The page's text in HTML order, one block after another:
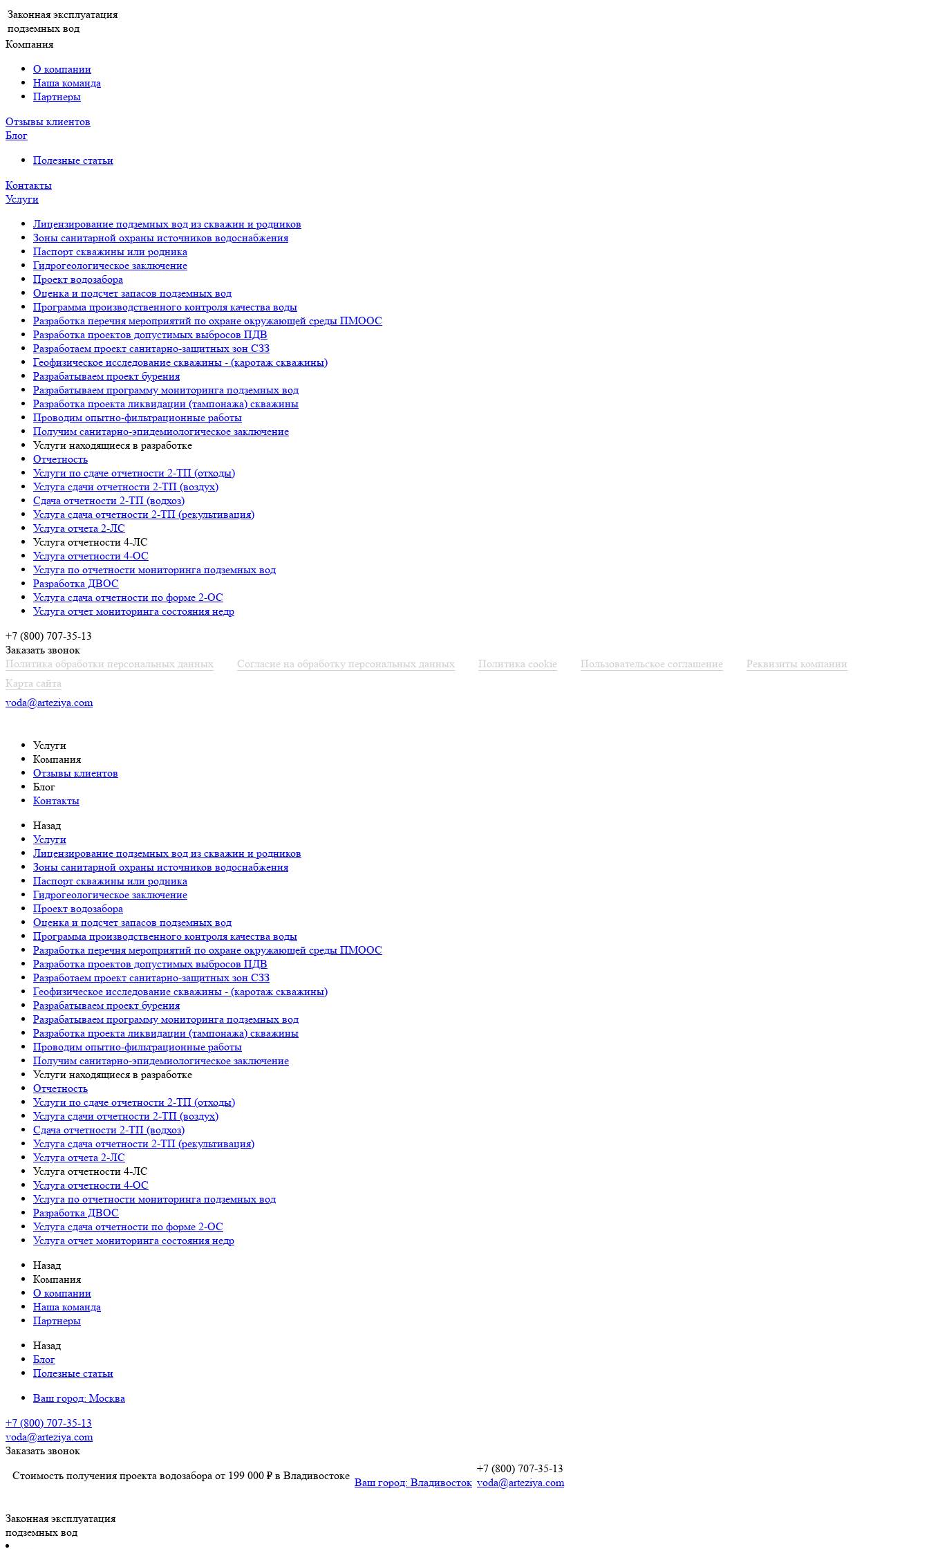
Законная эксплуатация
подземных вод
Компания
О компании
Наша команда
Партнеры
Отзывы клиентов
Блог
Полезные статьи
Контакты
Услуги
Лицензирование подземных вод из скважин и родников
Зоны санитарной охраны источников водоснабжения
Паспорт скважины или родника
Гидрогеологическое заключение
Проект водозабора
Оценка и подсчет запасов подземных вод
Программа производственного контроля качества воды
Разработка перечня мероприятий по охране окружающей среды ПМООС
Разработка проектов допустимых выбросов ПДВ
Разработаем проект санитарно-защитных зон СЗЗ
Геофизическое исследование скважины - (каротаж скважины)
Разрабатываем проект бурения
Разрабатываем программу мониторинга подземных вод
Разработка проекта ликвидации (тампонажа) скважины
Проводим опытно-фильтрационные работы
Получим санитарно-эпидемиологическое заключение
Услуги находящиеся в разработке
Отчетность
Услуги по сдаче отчетности 2-ТП (отходы)
Услуга сдачи отчетности 2-ТП (воздух)
Сдача отчетности 2-ТП (водхоз)
Услуга сдача отчетности 2-ТП (рекультивация)
Услуга отчета 2-ЛС
Услуга отчетности 4-ЛС
Услуга отчетности 4-ОС
Услуга по отчетности мониторинга подземных вод
Разработка ДВОС
Услуга сдача отчетности по форме 2-ОС
Услуга отчет мониторинга состояния недр
+7 (800) 707-35-13
Заказать звонок
Политика обработки персональных данных
Согласие на обработку персональных данных Политика cookie Пользовательское соглашение
Реквизиты компании
Карта сайта
voda@arteziya.com
Услуги
Компания
Отзывы клиентов
Блог
Контакты
Назад
Услуги
Лицензирование подземных вод из скважин и родников
Зоны санитарной охраны источников водоснабжения
Паспорт скважины или родника
Гидрогеологическое заключение
Проект водозабора
Оценка и подсчет запасов подземных вод
Программа производственного контроля качества воды
Разработка перечня мероприятий по охране окружающей среды ПМООС
Разработка проектов допустимых выбросов ПДВ
Разработаем проект санитарно-защитных зон СЗЗ
Геофизическое исследование скважины - (каротаж скважины)
Разрабатываем проект бурения
Разрабатываем программу мониторинга подземных вод
Разработка проекта ликвидации (тампонажа) скважины
Проводим опытно-фильтрационные работы
Получим санитарно-эпидемиологическое заключение
Услуги находящиеся в разработке
Отчетность
Услуги по сдаче отчетности 2-ТП (отходы)
Услуга сдачи отчетности 2-ТП (воздух)
Сдача отчетности 2-ТП (водхоз)
Услуга сдача отчетности 2-ТП (рекультивация)
Услуга отчета 2-ЛС
Услуга отчетности 4-ЛС
Услуга отчетности 4-ОС
Услуга по отчетности мониторинга подземных вод
Разработка ДВОС
Услуга сдача отчетности по форме 2-ОС
Услуга отчет мониторинга состояния недр
Назад
Компания
О компании
Наша команда
Партнеры
Назад
Блог
Полезные статьи
Ваш город: Москва
+7 (800) 707-35-13
voda@arteziya.com
Заказать звонок
Стоимость получения проекта водозабора от 199 000 ₽ в Владивостоке
Ваш город: Владивосток
+7 (800) 707-35-13
voda@arteziya.com
Законная эксплуатация
подземных вод